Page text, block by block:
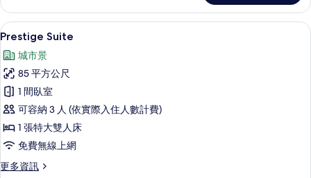
相
片
King
with
Onsen
的
詳
情
顯
示
Prestige
Suite
的
所
有
相
片
迷你吧、客房內保險箱、書桌、筆電
12
Prestige Suite
城市景
85 平方公尺
1 間臥室
可容納 3 人 (依實際入住人數計費)
1 張特大雙人床
免費無線上網
更多資訊
更